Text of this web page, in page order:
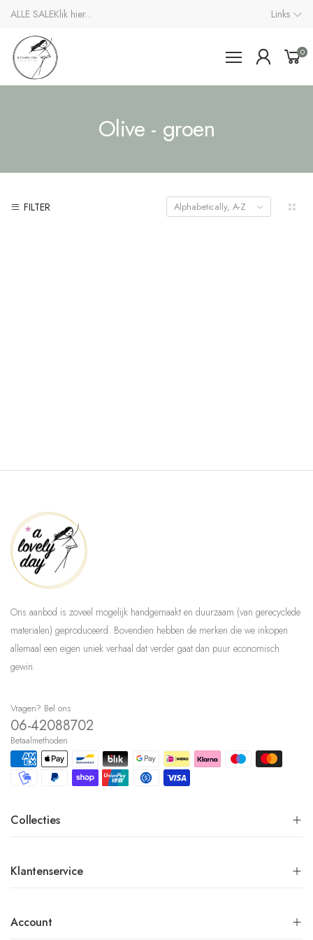
ALLE SALEKlik hier... Links
0
Olive - groen
FILTER Alphabetically, A-Z
Ons aanbod is zoveel mogelijk handgemaakt en duurzaam (van gerecyclede
materialen) geproduceerd. Bovendien hebben de merken die we inkopen
allemaal een eigen uniek verhaal dat verder gaat dan puur economisch
gewin.
Vragen? Bel ons
06-42088702
Betaalmethoden
Collecties
Klantenservice
Account